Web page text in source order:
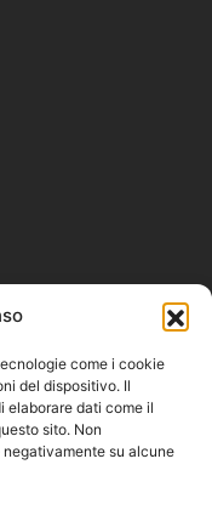
come i cookie
del dispositivo. Il
elaborare dati come il
sito. Non
su alcune